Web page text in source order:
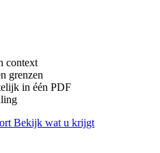
context
grenzen
in één PDF
Bekijk wat u krijgt